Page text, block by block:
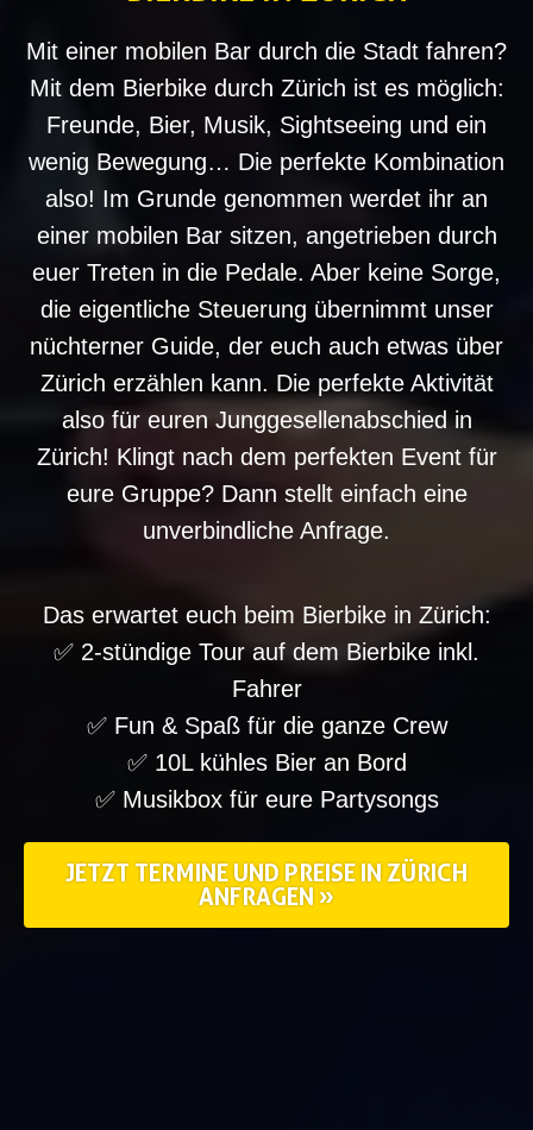
Mit einer mobilen Bar durch die Stadt fahren?
Mit dem Bierbike durch Zürich ist es möglich:
Freunde, Bier, Musik, Sightseeing und ein
wenig Bewegung… Die perfekte Kombination
also! Im Grunde genommen werdet ihr an
einer mobilen Bar sitzen, angetrieben durch
euer Treten in die Pedale. Aber keine Sorge,
die eigentliche Steuerung übernimmt unser
nüchterner Guide, der euch auch etwas über
Zürich erzählen kann. Die perfekte Aktivität
also für euren Junggesellenabschied in
Zürich! Klingt nach dem perfekten Event für
eure Gruppe? Dann stellt einfach eine
unverbindliche Anfrage.
Das erwartet euch beim Bierbike in Zürich:
✅ 2-stündige Tour auf dem Bierbike inkl.
Fahrer
✅ Fun & Spaß für die ganze Crew
✅ 10L kühles Bier an Bord
✅ Musikbox für eure Partysongs
JETZT TERMINE UND PREISE IN ZÜRICH
ANFRAGEN »